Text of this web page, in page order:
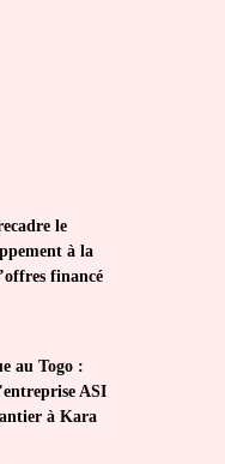
le
à la
financé
au Togo :
ASI
à Kara